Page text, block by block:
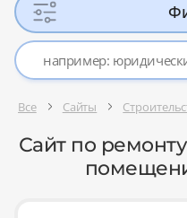
Все Сайты
Сайт по